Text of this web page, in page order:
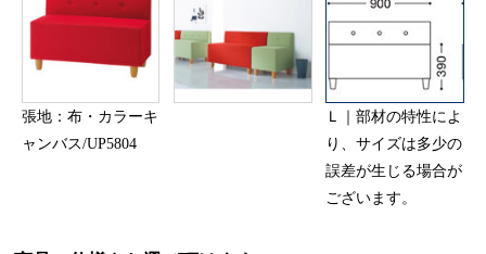
張地：布・カラーキ
ャンバス/UP5804
Ｌ｜部材の特性によ
り、サイズは多少の
誤差が生じる場合が
ございます。